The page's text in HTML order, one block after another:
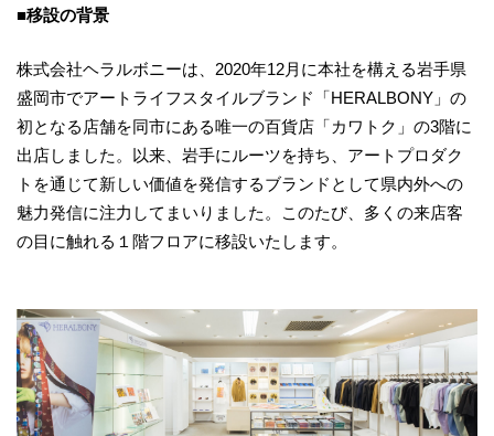
■移設の背景
株式会社ヘラルボニーは、2020年12月に本社を構える岩手県
盛岡市でアートライフスタイルブランド「HERALBONY」の
初となる店舗を同市にある唯一の百貨店「カワトク」の3階に
出店しました。以来、岩手にルーツを持ち、アートプロダク
トを通じて新しい価値を発信するブランドとして県内外への
魅力発信に注力してまいりました。このたび、多くの来店客
の目に触れる１階フロアに移設いたします。